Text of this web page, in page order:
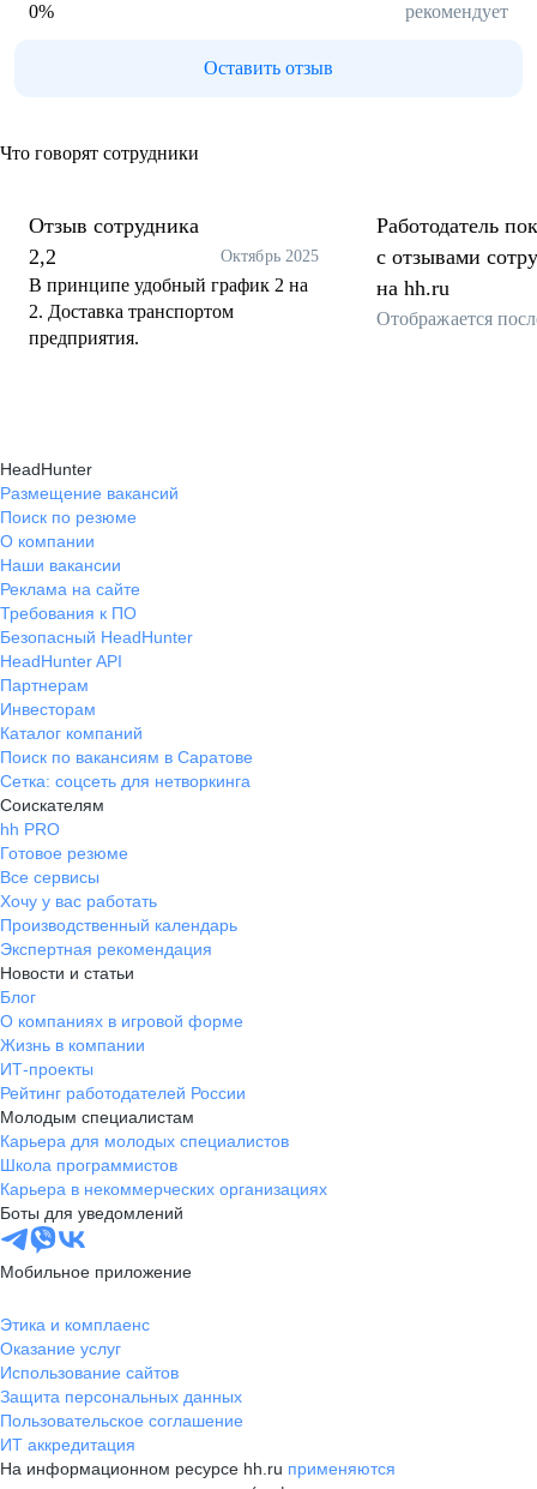
0% рекомендует
Оставить отзыв
Что говорят сотрудники
Отзыв сотрудника
2,2
Октябрь 2025
В принципе удобный график 2 на
2. Доставка транспортом
предприятия.
Работодатель
с отзывами
на hh.ru
Отображается
HeadHunter
Размещение вакансий
Поиск по резюме
О компании
Наши вакансии
Реклама на сайте
Требования к ПО
Безопасный HeadHunter
HeadHunter API
Партнерам
Инвесторам
Каталог компаний
Поиск по вакансиям в Саратове
Сетка: соцсеть для нетворкинга
Соискателям
hh PRO
Готовое резюме
Все сервисы
Хочу у вас работать
Производственный календарь
Экспертная рекомендация
Новости и статьи
Блог
О компаниях в игровой форме
Жизнь в компании
ИТ-проекты
Рейтинг работодателей России
Молодым специалистам
Карьера для молодых специалистов
Школа программистов
Карьера в некоммерческих организациях
Боты для уведомлений
Мобильное приложение
Этика и комплаенс
Оказание услуг
Использование сайтов
Защита персональных данных
Пользовательское соглашение
ИТ аккредитация
На информационном ресурсе hh.ru применяются